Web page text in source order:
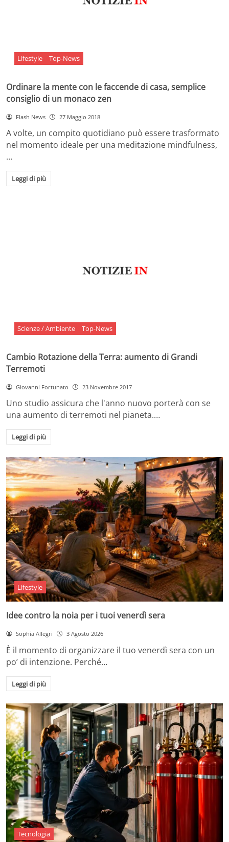
Lifestyle Top-News
Ordinare la mente con le faccende di casa, semplice
consiglio di un monaco zen
Flash News 27 Maggio 2018
A volte, un compito quotidiano può essere trasformato
nel momento ideale per una meditazione mindfulness,
…
Leggi di più
Scienze / Ambiente Top-News
Cambio Rotazione della Terra: aumento di Grandi
Terremoti
Giovanni Fortunato 23 Novembre 2017
Uno studio assicura che l'anno nuovo porterà con se
una aumento di terremoti nel pianeta.…
Leggi di più
Lifestyle
Idee contro la noia per i tuoi venerdì sera
Sophia Allegri 3 Agosto 2026
È il momento di organizzare il tuo venerdì sera con un
po’ di intenzione. Perché…
Leggi di più
Tecnologia